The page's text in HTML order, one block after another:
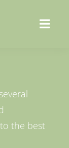
the best